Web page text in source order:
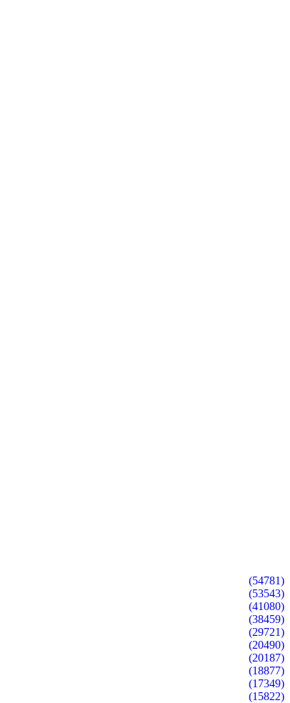
(54781)
(53543)
(41080)
(38459)
(29721)
(20490)
(20187)
(18877)
(17349)
(15822)